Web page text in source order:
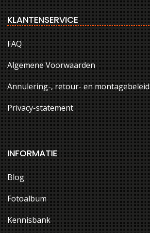
KLANTENSERVICE
FAQ
Algemene Voorwaarden
Annulering-, retour- en montagebeleid
Privacy-statement
INFORMATIE
Blog
Fotoalbum
Kennisbank